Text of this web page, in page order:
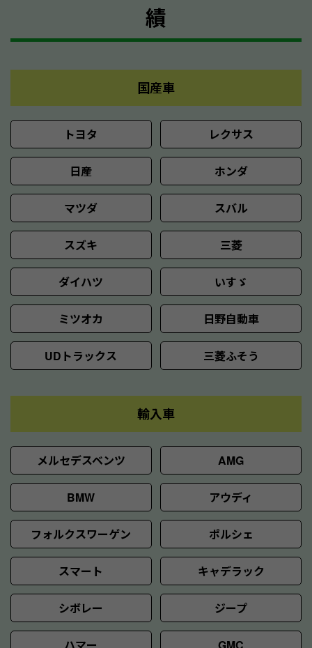
績
国産車
トヨタ レクサス
日産 ホンダ
マツダ スバル
スズキ 三菱
ダイハツ いすゞ
ミツオカ 日野自動車
UDトラックス 三菱ふそう
輸入車
メルセデスベンツ AMG
BMW アウディ
フォルクスワーゲン ポルシェ
スマート キャデラック
シボレー ジープ
ハマー GMC